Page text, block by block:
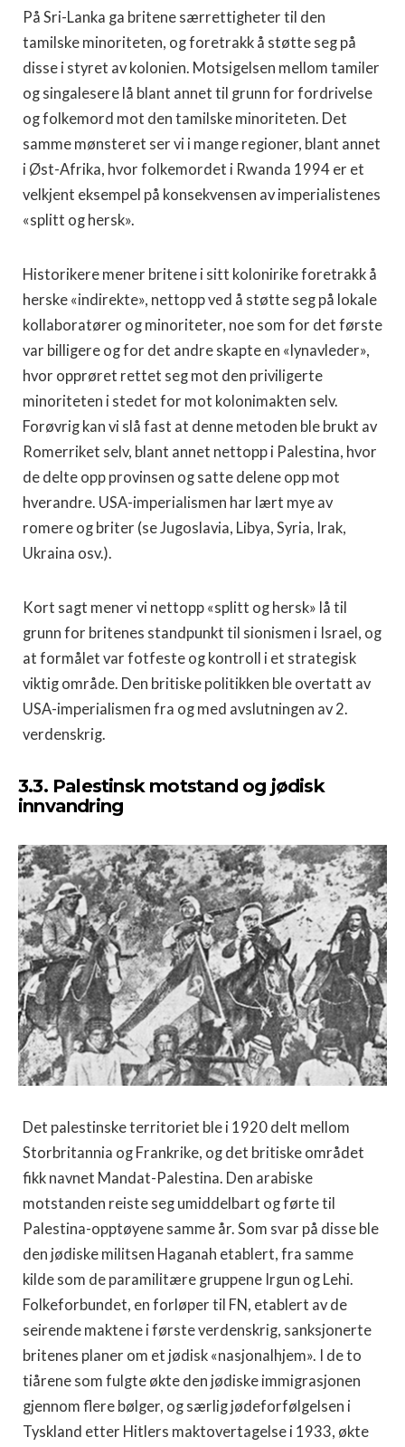
På Sri-Lanka ga britene særrettigheter til den
tamilske minoriteten, og foretrakk å støtte seg på
disse i styret av kolonien. Motsigelsen mellom tamiler
og singalesere lå blant annet til grunn for fordrivelse
og folkemord mot den tamilske minoriteten. Det
samme mønsteret ser vi i mange regioner, blant annet
i Øst-Afrika, hvor folkemordet i Rwanda 1994 er et
velkjent eksempel på konsekvensen av imperialistenes
«splitt og hersk».
Historikere mener britene i sitt kolonirike foretrakk å
herske «indirekte», nettopp ved å støtte seg på lokale
kollaboratører og minoriteter, noe som for det første
var billigere og for det andre skapte en «lynavleder»,
hvor opprøret rettet seg mot den priviligerte
minoriteten i stedet for mot kolonimakten selv.
Forøvrig kan vi slå fast at denne metoden ble brukt av
Romerriket selv, blant annet nettopp i Palestina, hvor
de delte opp provinsen og satte delene opp mot
hverandre. USA-imperialismen har lært mye av
romere og briter (se Jugoslavia, Libya, Syria, Irak,
Ukraina osv.).
Kort sagt mener vi nettopp «splitt og hersk» lå til
grunn for britenes standpunkt til sionismen i Israel, og
at formålet var fotfeste og kontroll i et strategisk
viktig område. Den britiske politikken ble overtatt av
USA-imperialismen fra og med avslutningen av 2.
verdenskrig.
3.3. Palestinsk motstand og jødisk
innvandring
Det palestinske territoriet ble i 1920 delt mellom
Storbritannia og Frankrike, og det britiske området
fikk navnet Mandat-Palestina. Den arabiske
motstanden reiste seg umiddelbart og førte til
Palestina-opptøyene samme år. Som svar på disse ble
den jødiske militsen Haganah etablert, fra samme
kilde som de paramilitære gruppene Irgun og Lehi.
Folkeforbundet, en forløper til FN, etablert av de
seirende maktene i første verdenskrig, sanksjonerte
britenes planer om et jødisk «nasjonalhjem». I de to
tiårene som fulgte økte den jødiske immigrasjonen
gjennom flere bølger, og særlig jødeforfølgelsen i
Tyskland etter Hitlers maktovertagelse i 1933, økte